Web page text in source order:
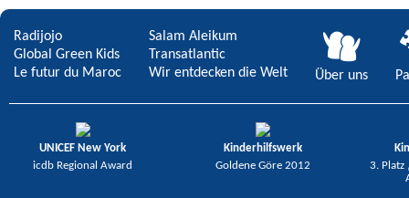
Radijojo
Global Green Kids
Le futur du Maroc
Salam Aleikum
Transatlantic
Wir entdecken die Welt
Über uns
UNICEF New York
icdb Regional Award
Kinderhilfswerk
Goldene Göre 2012
3. Platz